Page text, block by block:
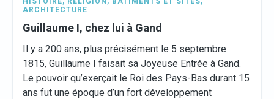
ARCHITECTURE
Guillaume I, chez lui à Gand
Il y a 200 ans, plus précisément le 5 septembre
1815, Guillaume I faisait sa Joyeuse Entrée à Gand.
Le pouvoir qu’exerçait le Roi des Pays-Bas durant 15
ans fut une époque d’un fort développement